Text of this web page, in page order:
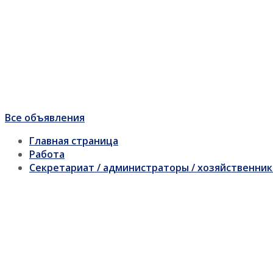
Все объявления
Главная страница
Работа
Секретариат / администраторы /